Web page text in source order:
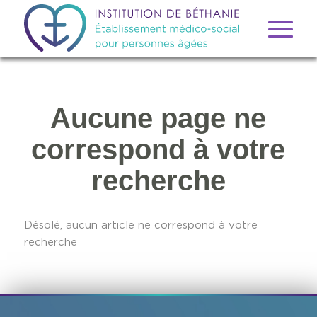
Aucune page ne
correspond à votre
recherche
Désolé, aucun article ne correspond à votre
recherche